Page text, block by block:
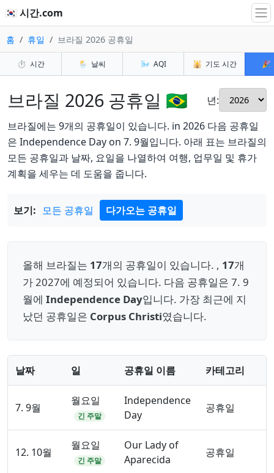
🇰🇷 시간.com
홈 휴일 브라질 2026 공휴일
⏱️ 시간 🌦️ 날씨 🌬️ AQI 🕌 기도 시간 🎉
브라질 2026 공휴일 🇧🇷
년:
브라질에는 9개의 공휴일이 있습니다. in 2026 다음 공휴일
은 Independence Day on 7. 9월입니다. 아래 표는 브라질의
모든 공휴일과 날짜, 요일을 나열하여 여행, 업무일 및 휴가
계획을 세우는 데 도움을 줍니다.
보기: 모든 공휴일 다가오는 공휴일
올해 브라질는 17개의 공휴일이 있습니다. , 17개
가 2027에 예정되어 있습니다. 다음 공휴일은 7. 9
월에 Independence Day입니다. 가장 최근에 지
났던 공휴일은 Corpus Christi였습니다.
날짜 일 공휴일 이름 카테고리
7. 9월
월요일
긴 주말
Independence
Day
공휴일
12. 10월
월요일
긴 주말
Our Lady of
Aparecida
공휴일